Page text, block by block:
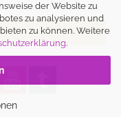
der Website zu
zu analysieren und
zu können. Weitere
.